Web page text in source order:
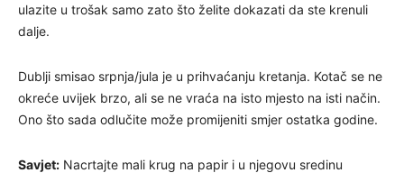
ulazite u trošak samo zato što želite dokazati da ste krenuli
dalje.
Dublji smisao srpnja/jula je u prihvaćanju kretanja. Kotač se ne
okreće uvijek brzo, ali se ne vraća na isto mjesto na isti način.
Ono što sada odlučite može promijeniti smjer ostatka godine.
Savjet: Nacrtajte mali krug na papir i u njegovu sredinu